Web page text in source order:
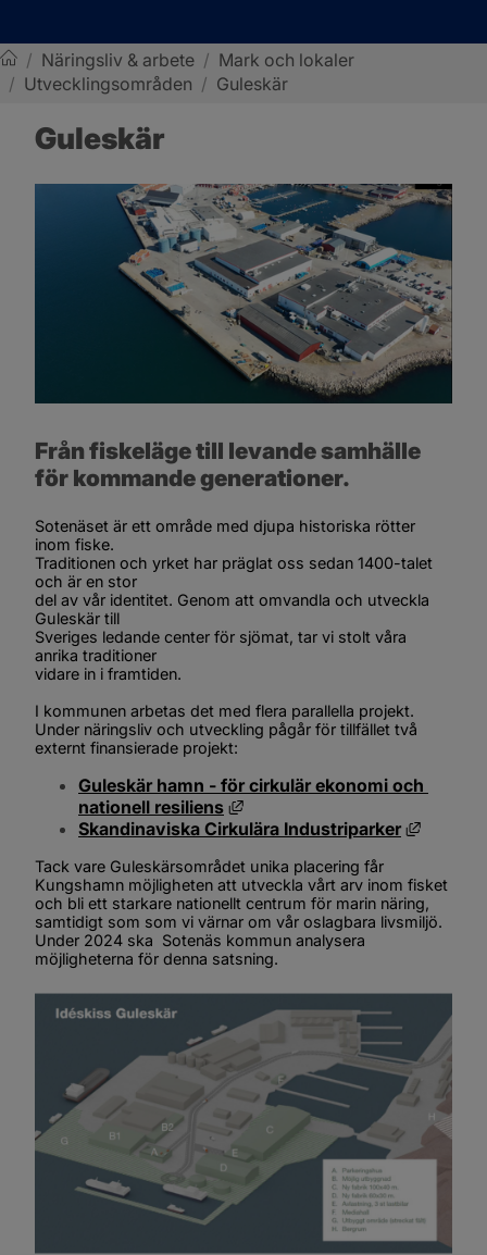
Sotenäs kommun
/ Näringsliv & arbete / Mark och lokaler
/ Utvecklingsområden / Guleskär
Guleskär
Från fiskeläge till levande samhälle
för kommande generationer.
Sotenäset är ett område med djupa historiska rötter
inom fiske.
Traditionen och yrket har präglat oss sedan 1400-talet
och är en stor
del av vår identitet. Genom att omvandla och utveckla
Guleskär till
Sveriges ledande center för sjömat, tar vi stolt våra
anrika traditioner
vidare in i framtiden.
I kommunen arbetas det med flera parallella projekt.
Under näringsliv och utveckling pågår för tillfället två
externt finansierade projekt:
Guleskär hamn - för cirkulär ekonomi och
nationell resiliens
Länk till annan webbplats,
Skandinaviska Cirkulära Industriparker
Länk till
Tack vare Guleskärsområdet unika placering får
Kungshamn möjligheten att utveckla vårt arv inom fisket
och bli ett starkare nationellt centrum för marin näring,
samtidigt som som vi värnar om vår oslagbara livsmiljö.
Under 2024 ska  Sotenäs kommun analysera
möjligheterna för denna satsning.